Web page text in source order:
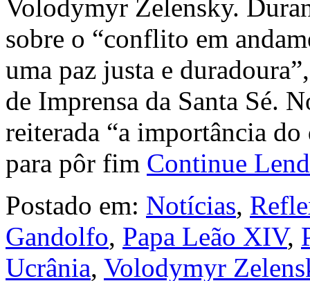
Volodymyr Zelensky.
sobre o “conflito em
uma paz justa e
de Imprensa da Santa Sé.
reiterada “a importância
para pôr fim Continue
Postado em: Notícias,
Gandolfo, Papa Leão XIV,
Ucrânia, Volodymyr